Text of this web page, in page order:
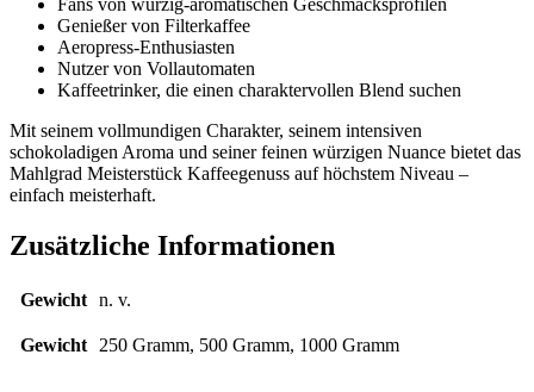
Fans von würzig-aromatischen Geschmacksprofilen
Genießer von Filterkaffee
Aeropress-Enthusiasten
Nutzer von Vollautomaten
Kaffeetrinker, die einen charaktervollen Blend suchen
Mit seinem vollmundigen Charakter, seinem intensiven
schokoladigen Aroma und seiner feinen würzigen Nuance bietet das
Mahlgrad Meisterstück Kaffeegenuss auf höchstem Niveau –
einfach meisterhaft.
Zusätzliche Informationen
Gewicht n. v.
Gewicht 250 Gramm, 500 Gramm, 1000 Gramm